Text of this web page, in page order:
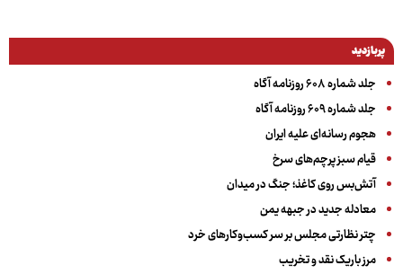
پربازدید
جلد شماره ۶۰۸ روزنامه آگاه
جلد شماره ۶۰۹ روزنامه آگاه
هجوم رسانه‌ای علیه ایران
قیام سبز پرچم‌های سرخ
آتش‌بس روی کاغذ؛ جنگ در میدان
معادله جدید در جبهه یمن
چتر نظارتی مجلس بر سر کسب‌وکارهای خرد
مرز باریک نقد و تخریب